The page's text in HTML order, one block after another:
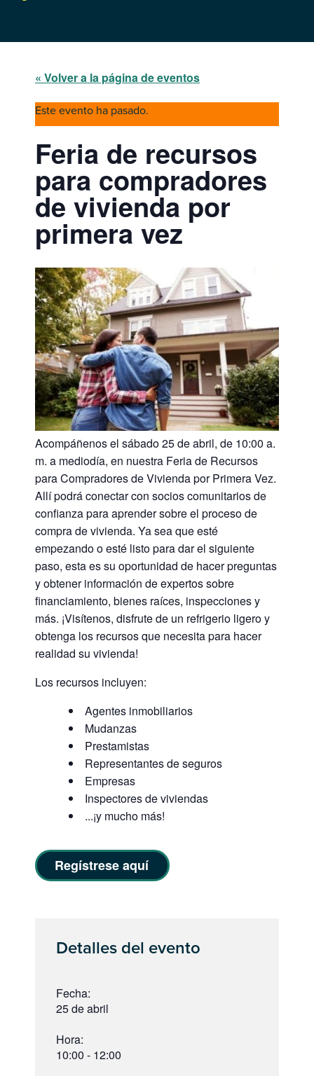
« Volver a la página de eventos
Este evento ha pasado.
Feria de recursos
para compradores
de vivienda por
primera vez
Acompáñenos el sábado 25 de abril, de 10:00 a.
m. a mediodía, en nuestra Feria de Recursos
para Compradores de Vivienda por Primera Vez.
Allí podrá conectar con socios comunitarios de
confianza para aprender sobre el proceso de
compra de vivienda. Ya sea que esté
empezando o esté listo para dar el siguiente
paso, esta es su oportunidad de hacer preguntas
y obtener información de expertos sobre
financiamiento, bienes raíces, inspecciones y
más. ¡Visítenos, disfrute de un refrigerio ligero y
obtenga los recursos que necesita para hacer
realidad su vivienda!
Los recursos incluyen:
Agentes inmobiliarios
Mudanzas
Prestamistas
Representantes de seguros
Empresas
Inspectores de viviendas
...¡y mucho más!
Regístrese aquí
Detalles del evento
Fecha:
25 de abril
Hora:
10:00 - 12:00